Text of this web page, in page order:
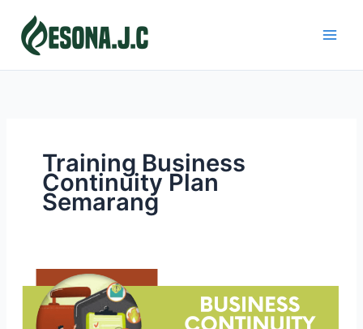
content
Training Business
Continuity Plan
Semarang
BUSINESS
CONTINUITY
PLAN